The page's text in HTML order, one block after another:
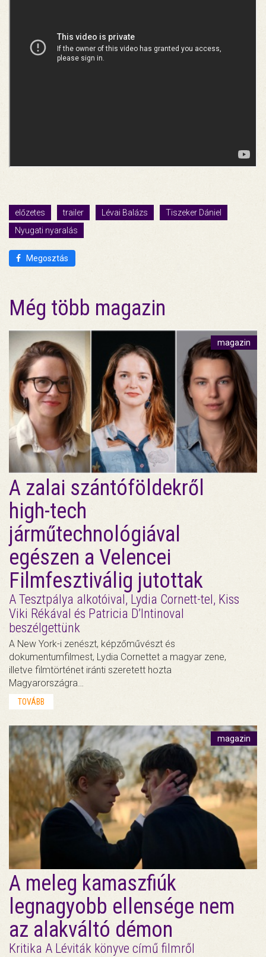
előzetes trailer Lévai Balázs
Tiszeker Dániel
Nyugati nyaralás
Megosztás
Még több magazin
magazin
A zalai szántóföldekről
high-tech
járműtechnológiával
egészen a Velencei
Filmfesztiválig jutottak
A Tesztpálya alkotóival, Lydia Cornett-tel, Kiss
Viki Rékával és Patricia D’Intinoval
beszélgettünk
A New York-i zenészt, képzőművészt és
dokumentumfilmest, Lydia Cornettet a magyar zene,
illetve filmtörténet iránti szeretett hozta
Magyarországra…
TOVÁBB
magazin
A meleg kamaszfiúk
legnagyobb ellensége nem
az alakváltó démon
Kritika A Léviták könyve című filmről